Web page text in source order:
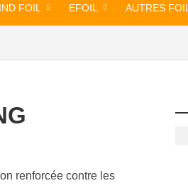
FOIL EFOIL AUTRES FOIL
renforcée contre les